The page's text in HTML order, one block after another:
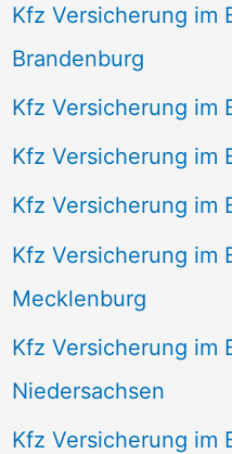
Kfz Versicherung im
Brandenburg
Kfz Versicherung im
Kfz Versicherung im
Kfz Versicherung im
Kfz Versicherung im
Mecklenburg
Kfz Versicherung im
Niedersachsen
Kfz Versicherung im